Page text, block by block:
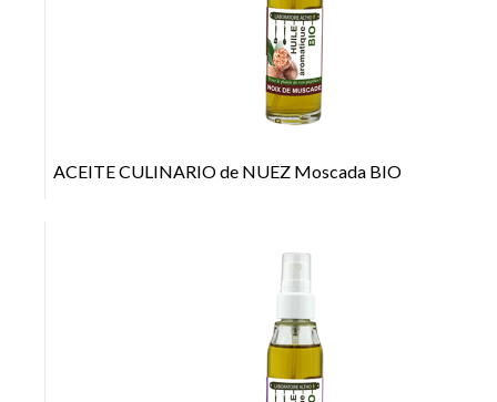
ACEITE CULINARIO de NUEZ Moscada BIO
+